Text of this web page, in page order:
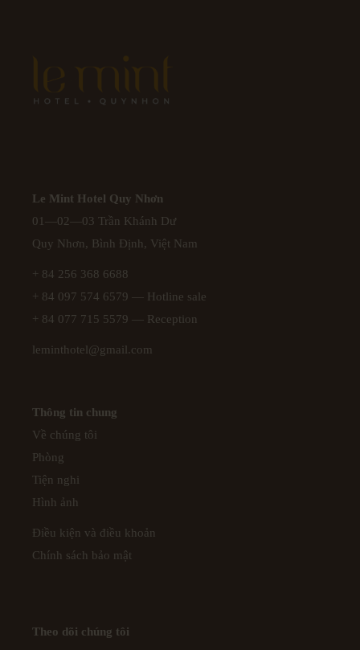
Le Mint Hotel Quy Nhơn
01—02—03 Trần Khánh Dư
Quy Nhơn, Bình Định, Việt Nam
+ 84 256 368 6688
+ 84 097 574 6579 — Hotline sale
+ 84 077 715 5579 — Reception
leminthotel@gmail.com
Thông tin chung
Về chúng tôi
Phòng
Tiện nghi
Hình ảnh
Điều kiện và điều khoản
Chính sách bảo mật
Theo dõi chúng tôi